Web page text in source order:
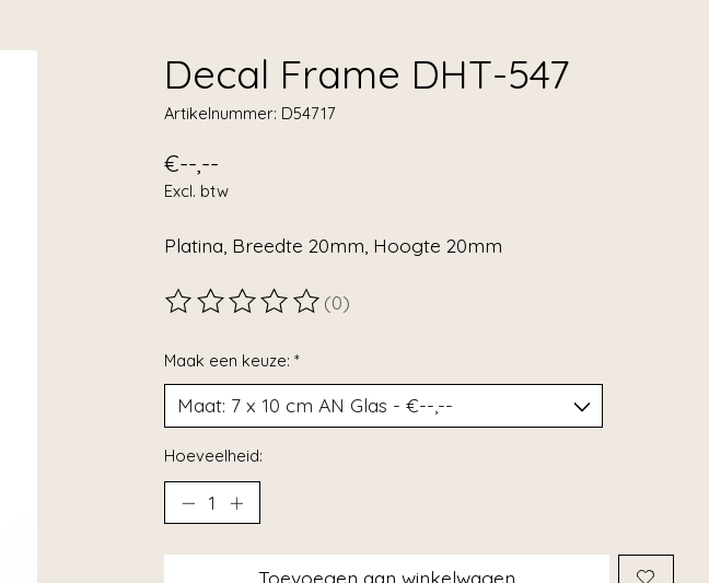
Decal Frame DHT-547
Artikelnummer: D54717
€--,--
Excl. btw
Platina, Breedte 20mm, Hoogte 20mm
De beoordeling van dit product is
(0)
Maak een keuze: *
Hoeveelheid:
Toevoegen aan winkelwagen